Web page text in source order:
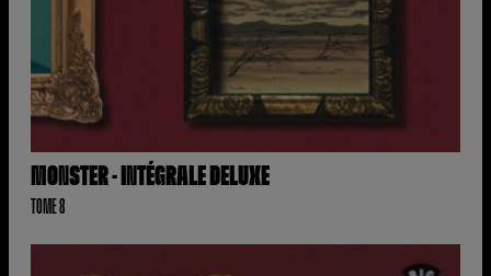
MONSTER - INTÉGRALE DELUXE
TOME 8